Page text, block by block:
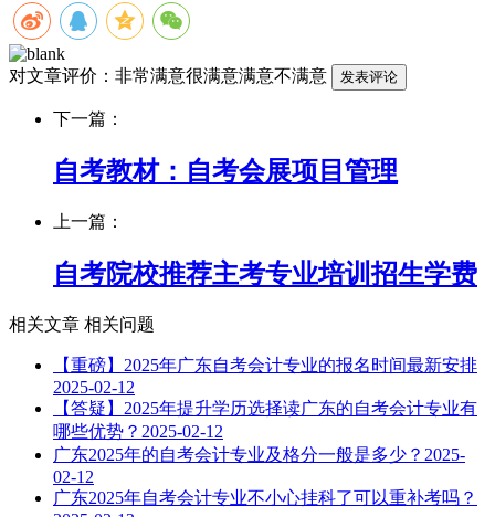
对文章评价： 非常满意很满意满意不满意
下一篇：
自考教材：自考会展项目管理
上一篇：
自考院校推荐主考专业培训招生学费
相关文章 相关问题
【重磅】2025年广东自考会计专业的报名时间最新安排
2025-02-12
【答疑】2025年提升学历选择读广东的自考会计专业有
哪些优势？ 2025-02-12
广东2025年的自考会计专业及格分一般是多少？ 2025-
02-12
广东2025年自考会计专业不小心挂科了可以重补考吗？